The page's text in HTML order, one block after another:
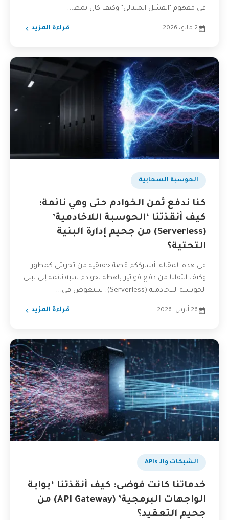
في مفهوم "الفشل المتتالي" وكيف كان نمط...
2 مايو، 2026 قراءة المزيد
الحوسبة السحابية
كنا ندفع ثمن الخوادم حتى وهي نائمة:
كيف أنقذتنا ‘الحوسبة اللاخادمية’
(Serverless) من جحيم إدارة البنية
التحتية؟
في هذه المقالة، أشارككم قصة حقيقية من تجربتي كمطور
وكيف انتقلنا من دفع فواتير باهظة لخوادم شبه نائمة إلى تبني
الحوسبة اللاخادمية (Serverless). سنغوص في...
26 أبريل، 2026 قراءة المزيد
الشبكات والـ APIs
خدماتنا كانت فوضى: كيف أنقذتنا ‘بوابة
الواجهات البرمجية’ (API Gateway) من
جحيم التعقيد؟